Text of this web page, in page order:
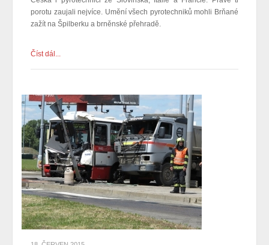
porotu zaujali nejvíce. Umění všech pyrotechniků mohli Brňané
zažít na Špilberku a brněnské přehradě.
Číst dál...